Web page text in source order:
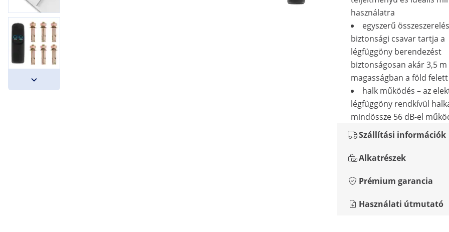
használatra
egyszerű
biztonsági csavar tartja a
légfüggöny berendezést
biztonságosan akár 3,5 m
magasságban a föld felett
halk működés – az
légfüggöny rendkívül
mindössze 56 dB-el
Szállítási információk
Alkatrészek
Prémium garancia
Használati útmutató